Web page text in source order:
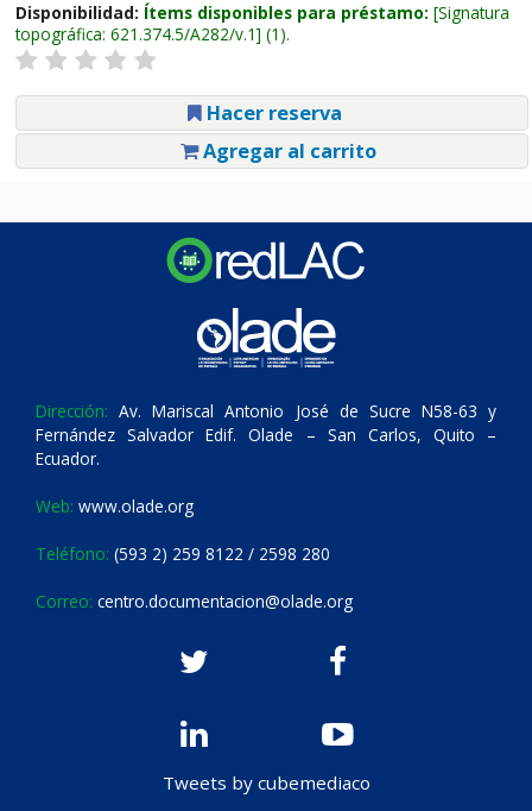
Disponibilidad: Ítems disponibles para préstamo: Signatura
topográfica: 621.374.5/A282/v.1 (1).
Hacer reserva
Agregar al carrito
Dirección: Av. Mariscal Antonio José de Sucre N58-63 y
Fernández Salvador Edif. Olade – San Carlos, Quito –
Ecuador.
Web: www.olade.org
Teléfono: (593 2) 259 8122 / 2598 280
Correo: centro.documentacion@olade.org
Tweets by cubemediaco